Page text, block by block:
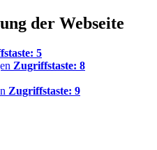
der Webseite
5
Zugriffstaste: 8
Zugriffstaste: 9